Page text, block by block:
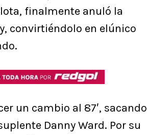
finalmente anuló la
convirtiéndolo en elúnico
un cambio al 87′, sacando
Danny Ward. Por su